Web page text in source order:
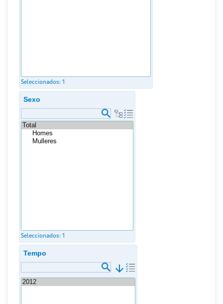
Seleccionados: 1
Sexo
Seleccionados: 1
Tempo
arrow_downward